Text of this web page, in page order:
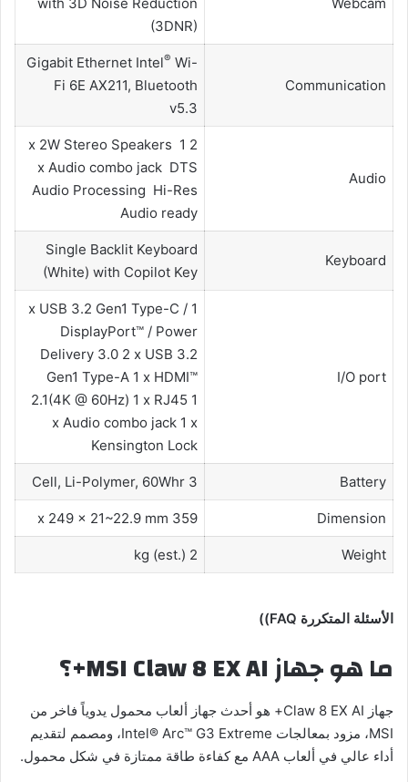
(3DNR)
Communication
Gigabit Ethernet Intel® Wi-
Fi 6E AX211, Bluetooth
v5.3
Audio
2 x 2W Stereo Speakers 1
x Audio combo jack DTS
Audio Processing Hi-Res
Audio ready
Keyboard
Single Backlit Keyboard
(White) with Copilot Key
I/O port
1 x USB 3.2 Gen1 Type-C /
DisplayPort™ / Power
Delivery 3.0 2 x USB 3.2
Gen1 Type-A 1 x HDMI™
2.1(4K @ 60Hz) 1 x RJ45 1
x Audio combo jack 1 x
Kensington Lock
Battery
3 Cell, Li-Polymer, 60Whr
Dimension
359 x 249 x 21~22.9 mm
Weight
2 kg (est.)
الأسئلة المتكررة FAQ)
)
ما هو جهازMSI Claw 8 EX AI+؟
جهاز Claw 8 EX AI+ هو أحدث جهاز ألعاب محمول يدوياً فاخر من
MSI، مزود بمعالجات Intel® Arc™ G3 Extreme، ومصمم لتقديم
أداء عالي في ألعاب AAA مع كفاءة طاقة ممتازة في شكل محمول.